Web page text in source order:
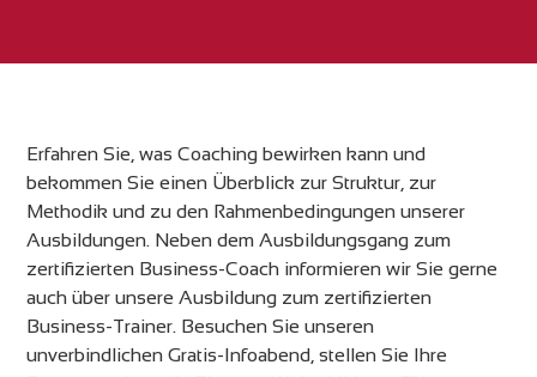
Erfahren Sie, was Coaching bewirken kann und
bekommen Sie einen Überblick zur Struktur, zur
Methodik und zu den Rahmenbedingungen unserer
Ausbildungen. Neben dem Ausbildungsgang zum
zertifizierten Business-Coach informieren wir Sie gerne
auch über unsere Ausbildung zum zertifizierten
Business-Trainer. Besuchen Sie unseren
unverbindlichen Gratis-Infoabend, stellen Sie Ihre